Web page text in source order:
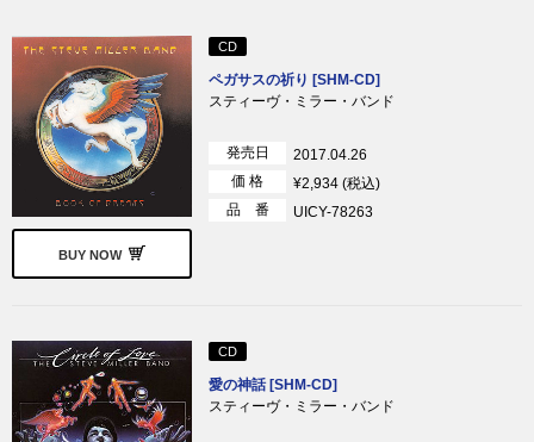
BUY NOW
CD
ペガサスの祈り [SHM-CD]
スティーヴ・ミラー・バンド
発売日
2017.04.26
価 格
¥2,934 (税込)
品 番
UICY-78263
CD
愛の神話 [SHM-CD]
スティーヴ・ミラー・バンド